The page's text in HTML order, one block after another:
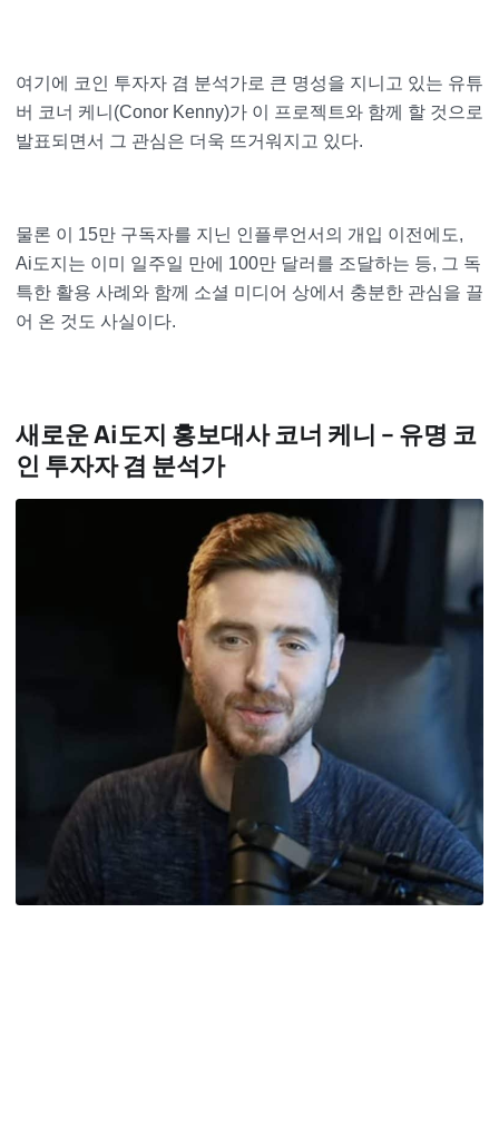
여기에 코인 투자자 겸 분석가로 큰 명성을 지니고 있는 유튜
버 코너 케니(Conor Kenny)가 이 프로젝트와 함께 할 것으로
발표되면서 그 관심은 더욱 뜨거워지고 있다.
물론 이 15만 구독자를 지닌 인플루언서의 개입 이전에도,
Ai도지는 이미 일주일 만에 100만 달러를 조달하는 등, 그 독
특한 활용 사례와 함께 소셜 미디어 상에서 충분한 관심을 끌
어 온 것도 사실이다.
새로운 Ai도지 홍보대사 코너 케니 – 유명 코
인 투자자 겸 분석가